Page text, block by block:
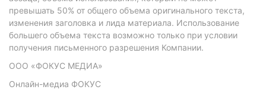
превышать 50% от общего объема оригинального текста,
изменения заголовка и лида материала. Использование
большего объема текста возможно только при условии
получения письменного разрешения Компании.
ООО «ФОКУС МЕДИА»
Онлайн-медиа ФОКУС